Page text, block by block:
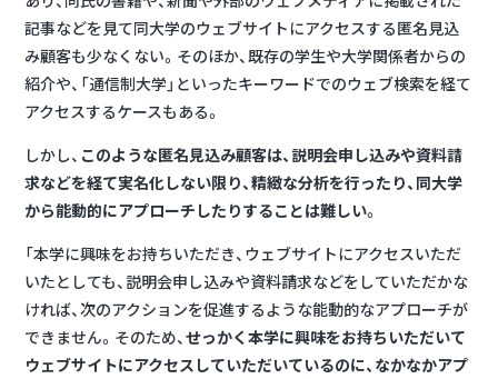
記事などを見て同大学のウェブサイトにアクセスする匿名見込
み顧客も少なくない。そのほか、既存の学生や大学関係者からの
紹介や、「通信制大学」といったキーワードでのウェブ検索を経て
アクセスするケースもある。
しかし、 このような匿名見込み顧客は、説明会申し込みや資料請
求などを経て実名化しない限り、精緻な分析を行ったり、同大学
から能動的にアプローチしたりすることは難しい。
「本学に興味をお持ちいただき、ウェブサイトにアクセスいただ
いたとしても、説明会申し込みや資料請求などをしていただかな
ければ、次のアクションを促進するような能動的なアプローチが
できません。そのため、 せっかく本学に興味をお持ちいただいて
ウェブサイトにアクセスしていただいているのに、なかなかアプ